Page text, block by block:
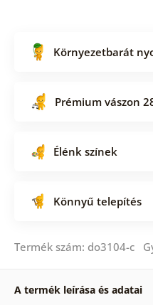
Környezetbarát
Prémium vászon
Élénk színek
Könnyű telepítés
Termék szám: do3104-c
A termék leírása és adatai